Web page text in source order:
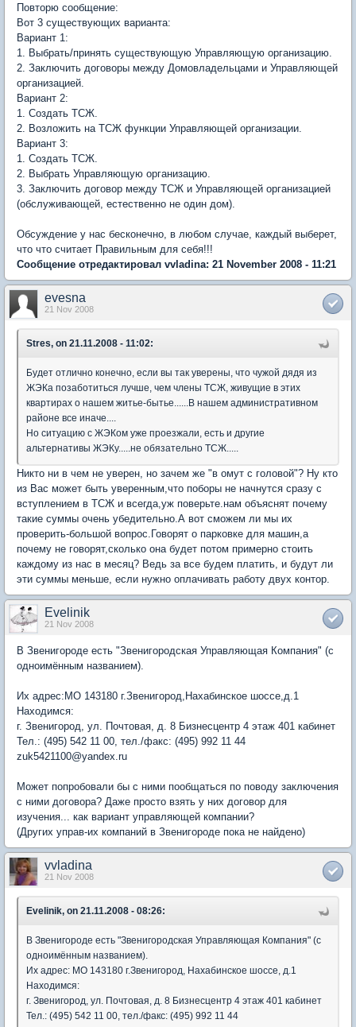
Повторю сообщение:
Вот 3 существующих варианта:
Вариант 1:
1. Выбрать/принять существующую Управляющую организацию.
2. Заключить договоры между Домовладельцами и Управляющей
организацией.
Вариант 2:
1. Создать ТСЖ.
2. Возложить на ТСЖ функции Управляющей организации.
Вариант 3:
1. Создать ТСЖ.
2. Выбрать Управляющую организацию.
3. Заключить договор между ТСЖ и Управляющей организацией
(обслуживающей, естественно не один дом).
Обсуждение у нас бесконечно, в любом случае, каждый выберет,
что что считает Правильным для себя!!!
Сообщение отредактировал vvladina: 21 November 2008 - 11:21
evesna
21 Nov 2008
Stres, on 21.11.2008 - 11:02:
Будет отлично конечно, если вы так уверены, что чужой дядя из
ЖЭКа позаботиться лучше, чем члены ТСЖ, живущие в этих
квартирах о нашем житье-бытье......В нашем административном
районе все иначе....
Но ситуацию с ЖЭКом уже проезжали, есть и другие
альтернативы ЖЭКу.....не обязательно ТСЖ.....
Никто ни в чем не уверен, но зачем же "в омут с головой"? Ну кто
из Вас может быть уверенным,что поборы не начнутся сразу с
вступлением в ТСЖ и всегда,уж поверьте.нам объяснят почему
такие суммы очень убедительно.А вот сможем ли мы их
проверить-большой вопрос.Говорят о парковке для машин,а
почему не говорят,сколько она будет потом примерно стоить
каждому из нас в месяц? Ведь за все будем платить, и будут ли
эти суммы меньше, если нужно оплачивать работу двух контор.
Evelinik
21 Nov 2008
В Звенигороде есть "Звенигородская Управляющая Компания" (с
одноимённым названием).
Их адрес:МО 143180 г.Звенигород,Нахабинское шоссе,д.1
Находимся:
г. Звенигород, ул. Почтовая, д. 8 Бизнесцентр 4 этаж 401 кабинет
Тел.: (495) 542 11 00, тел./факс: (495) 992 11 44
zuk5421100@yandex.ru
Может попробовали бы с ними пообщаться по поводу заключения
с ними договора? Даже просто взять у них договор для
изучения... как вариант управляющей компании?
(Других управ-их компаний в Звенигороде пока не найдено)
vvladina
21 Nov 2008
Evelinik, on 21.11.2008 - 08:26:
В Звенигороде есть "Звенигородская Управляющая Компания" (с
одноимённым названием).
Их адрес: МО 143180 г.Звенигород, Нахабинское шоссе, д.1
Находимся:
г. Звенигород, ул. Почтовая, д. 8 Бизнесцентр 4 этаж 401 кабинет
Тел.: (495) 542 11 00, тел./факс: (495) 992 11 44